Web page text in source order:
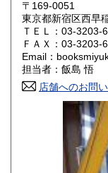
山口県
香川県
高知県
〒169-0051
東京都新宿区西
ＴＥＬ：03-3203-
ＦＡＸ：03-3203-
Email：
担当者：飯島 悟
店舗へのお問